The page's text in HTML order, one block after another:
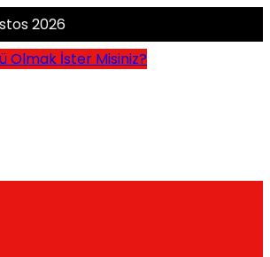
2026
Olmak İster Misiniz?